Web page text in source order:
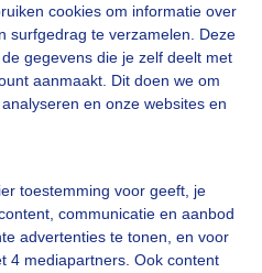
cookies om informatie over
surfgedrag te verzamelen. Deze
gegevens die je zelf deelt met
aanmaakt. Dit doen we om
en onze websites en
toestemming voor geeft, je
communicatie en aanbod
advertenties te tonen, en voor
4 mediapartners. Ook content
geduld aub...